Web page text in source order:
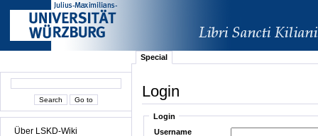
Über LSKD-Wiki
Special
Login
Login
Username